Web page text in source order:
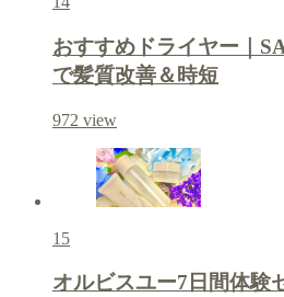
おすすめドライヤー｜
で髪質改善＆時短
972 view
15
オルビスユー7日間体験